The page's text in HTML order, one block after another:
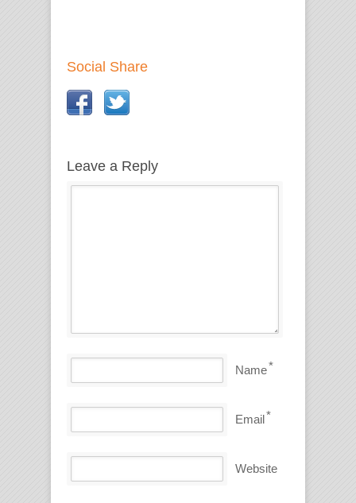
Social Share
Leave a Reply
Name*
Email*
Website